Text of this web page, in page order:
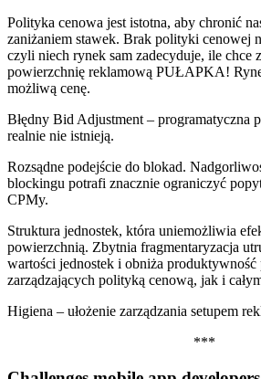
Polityka cenowa jest istotna, aby chronić
zaniżaniem stawek. Brak polityki cenowej
czyli niech rynek sam zadecyduje, ile chce
powierzchnię reklamową PUŁAPKA!
możliwą cenę.
Błędny Bid Adjustment – programatyczna
realnie nie istnieją.
Rozsądne podejście do blokad.
blockingu potrafi znacznie ograniczyć
CPMy.
Struktura jednostek, która uniemożliwia
powierzchnią. Zbytnia fragmentaryzacja
wartości jednostek i obniża produktywność
zarządzających polityką cenową, jak i
Higiena – ułożenie zarządzania setupem
***